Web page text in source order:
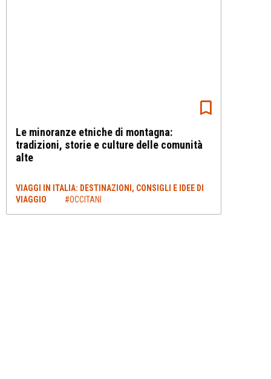
Le minoranze etniche di montagna:
tradizioni, storie e culture delle comunità
alte
VIAGGI IN ITALIA: DESTINAZIONI, CONSIGLI E IDEE DI
VIAGGIO
#OCCITANI